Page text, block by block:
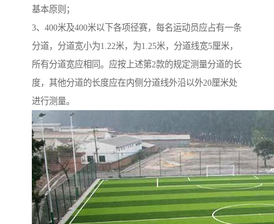
基本原则；
3、400米及400米以下各项径赛，每名运动员应占有一条
分道，分道宽小为1.22米，为1.25米，分道线宽5厘米，
所有分道宽应相同。应按上述第2款的规定测量分道的长
度，其他分道的长度应在内侧分道线外沿以外20厘米处
进行测量。